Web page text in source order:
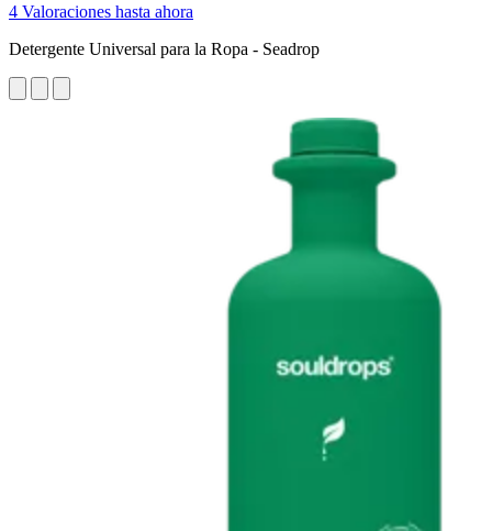
4 Valoraciones hasta ahora
Detergente Universal para la Ropa - Seadrop